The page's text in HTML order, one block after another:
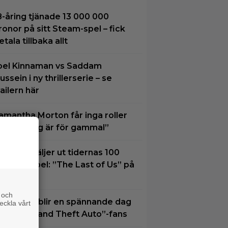
åring tjänade 13 000 000
på sitt Steam-spel – fick
tillbaka allt
Kinnaman vs Saddam
i ny thrillerserie – se
här
Morton får inga roller
”Jag är för gammal”
väljer ut tidernas 100
tv-spel: ”The Last of Us” på
augusti blir en spännande dag
alla ”Grand Theft Auto”-fans
vårt